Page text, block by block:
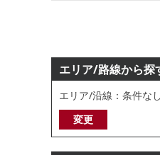
エリア/路線から探
エリア/沿線：条件なし
変更